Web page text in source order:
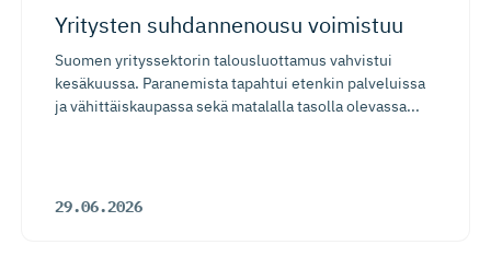
Yritysten suhdannenousu voimistuu
Suomen yrityssektorin talousluottamus vahvistui
kesäkuussa. Paranemista tapahtui etenkin palveluissa
ja vähittäiskaupassa sekä matalalla tasolla olevassa...
29.06.2026